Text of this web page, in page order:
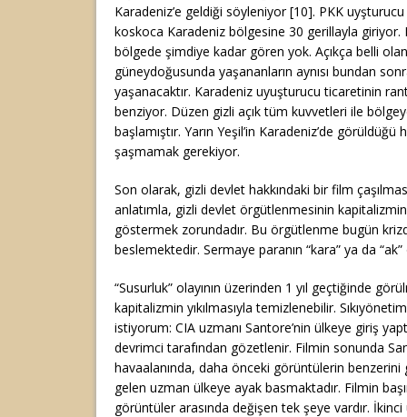
Karadeniz’e geldiği söyleniyor [10]. PKK
koskoca Karadeniz bölgesine 30 gerillayla giriyor.
bölgede şimdiye kadar gören yok. Açıkça belli
güneydoğusunda yaşananların aynısı bundan
yaşanacaktır. Karadeniz uyuşturucu ticaretinin
benziyor. Düzen gizli açık tüm kuvvetleri ile
başlamıştır. Yarın Yeşil’in Karadeniz’de
şaşmamak gerekiyor.
Son olarak, gizli devlet hakkındaki bir film
anlatımla, gizli devlet örgütlenmesinin
göstermek zorundadır. Bu örgütlenme bugün
beslemektedir. Sermaye paranın “kara” ya da
“Susurluk” olayının üzerinden 1 yıl geçtiğinde
kapitalizmin yıkılmasıyla temizlenebilir.
istiyorum: CIA uzmanı Santore’nin ülkeye giriş
devrimci tarafından gözetlenir. Filmin sonunda
havaalanında, daha önceki görüntülerin
gelen uzman ülkeye ayak basmaktadır. Filmin
görüntüler arasında değişen tek şeye vardır.